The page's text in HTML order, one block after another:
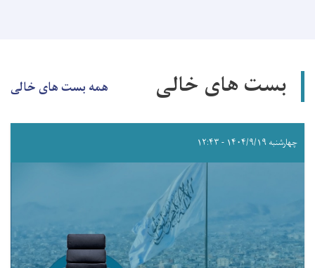
بست های خالی همه بست های خالی
چهارشنبه ۱۴۰۴/۹/۱۹ - ۱۲:۴۳